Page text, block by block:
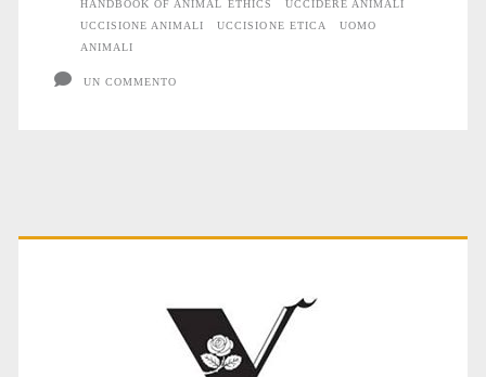
HANDBOOK OF ANIMAL ETHICS
UCCIDERE ANIMALI
UCCISIONE ANIMALI
UCCISIONE ETICA
UOMO
ANIMALI
UN COMMENTO
Primary